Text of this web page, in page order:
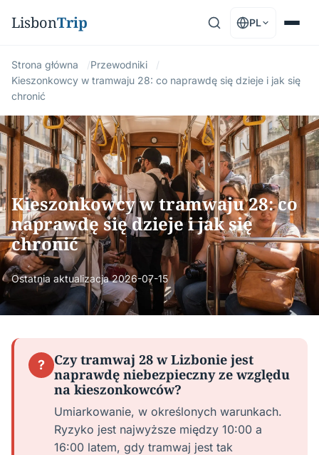
LisbonTrip PL
Strona główna
Przewodniki
Kieszonkowcy w tramwaju 28: co naprawdę się dzieje i jak się
chronić
Kieszonkowcy w tramwaju 28: co
naprawdę się dzieje i jak się
chronić
Ostatnia aktualizacja2026-07-15
?
Czy tramwaj 28 w Lizbonie jest
naprawdę niebezpieczny ze względu
na kieszonkowców?
Umiarkowanie, w określonych warunkach.
Ryzyko jest najwyższe między 10:00 a
16:00 latem, gdy tramwaj jest tak